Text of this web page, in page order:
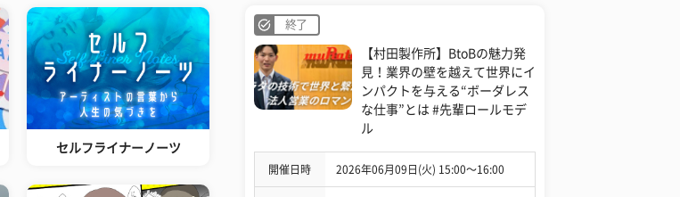
セルフライナーノーツ
終了
【村田製作所】BtoBの魅力発
見！業界の壁を越えて世界にイ
ンパクトを与える“ボーダレス
な仕事”とは #先輩ロールモデ
ル
開催日時 2026年06月09日(火) 15:00〜16:00